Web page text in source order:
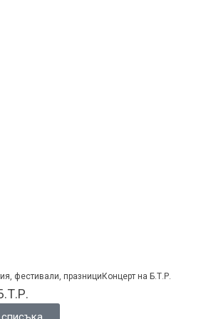
фестивали, празнициКонцерт на Б.Т.Р.